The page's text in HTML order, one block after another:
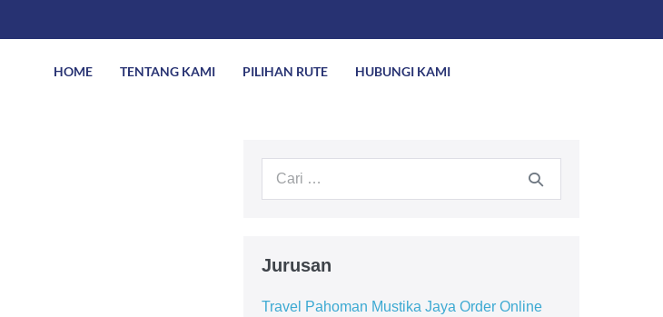
HOME TENTANG KAMI PILIHAN RUTE HUBUNGI KAMI
Jurusan
Travel Pahoman Mustika Jaya Order Online